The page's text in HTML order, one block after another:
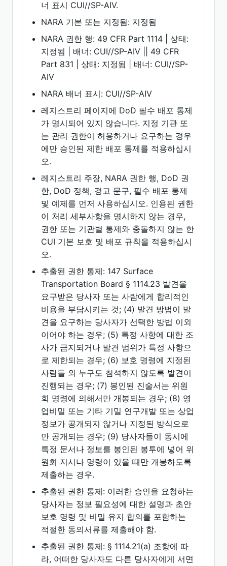
너 표시 CUI//SP-AIV.
NARA 기본 또는 지정됨: 지정됨
NARA 권한 행: 49 CFR Part 1114 | 상태:
지정됨 | 배너: CUI//SP-AIV || 49 CFR
Part 831 | 상태: 지정됨 | 배너: CUI//SP-
AIV
NARA 배너 표시: CUI//SP-AIV
레지스트리 페이지에 DoD 필수 배포 통제
가 명시되어 있지 않습니다. 지정 기관 또
는 관리 권한이 허용하거나 요구하는 경우
에만 승인된 제한 배포 통제를 적용하십시
오.
레지스트리 주장, NARA 권한 행, DoD 권
한, DoD 정책, 경고 문구, 필수 배포 통제
및 예제를 먼저 사용하십시오. 인용된 권한
이 처리 세부사항을 명시하지 않는 경우,
권한 또는 기관별 통제와 충돌하지 않는 한
CUI 기본 보호 및 배포 규칙을 적용하십시
오.
추출된 권한 통제: 147 Surface
Transportation Board § 1114.23 발견을
요구받은 당사자 또는 사람에게 합리적인
비용을 부담시키는 것; (4) 발견 방법이 발
견을 요구하는 당사자가 선택한 방법 이외
이어야 하는 경우; (5) 특정 사항에 대한 조
사가 금지되거나 발견 범위가 특정 사항으
로 제한되는 경우; (6) 보호 명령에 지정된
사람들 외 누구도 참석하지 않도록 발견이
진행되는 경우; (7) 봉인된 진술서는 위원
회 명령에 의해서만 개봉되는 경우; (8) 영
업비밀 또는 기타 기밀 연구개발 또는 상업
정보가 공개되지 않거나 지정된 방식으로
만 공개되는 경우; (9) 당사자들이 동시에
특정 문서나 정보를 봉인된 봉투에 넣어 위
원회 지시나 명령이 있을 때만 개봉하도록
제출하는 경우.
추출된 권한 통제: 이러한 승인을 요청하는
당사자는 정보 필요성에 대한 설명과 초안
보호 명령 및 비밀 유지 합의를 포함하는
적절한 동의서류를 제출해야 함.
추출된 권한 통제: § 1114.21(a) 조항에 따
라, 어떠한 당사자도 다른 당사자에게 서면